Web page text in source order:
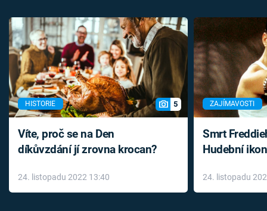
HISTORIE 5
Víte, proč se na Den
díkůvzdání jí zrovna krocan?
24. listopadu 2022 13:40
ZAJÍMAVOSTI
Smrt
Hudební
léky
24. listopadu